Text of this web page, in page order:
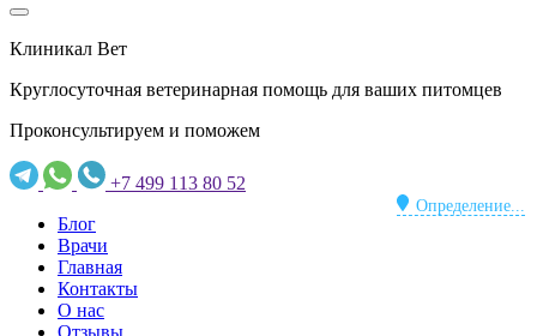
Клиникал Вет
Круглосуточная ветеринарная помощь для ваших питомцев
Проконсультируем и поможем
+7 499 113 80 52
Определение...
Блог
Врачи
Главная
Контакты
О нас